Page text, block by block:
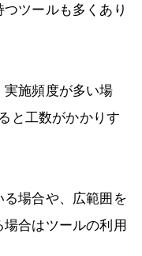
ツールも多くあり
施頻度が多い場
と工数がかかりす
場合や、広範囲を
合はツールの利用